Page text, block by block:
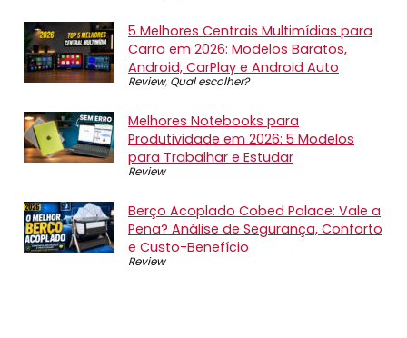
5 Melhores Centrais Multimídias para
Carro em 2026: Modelos Baratos,
Android, CarPlay e Android Auto
Review, Qual escolher?
Melhores Notebooks para
Produtividade em 2026: 5 Modelos
para Trabalhar e Estudar
Review
Berço Acoplado Cobed Palace: Vale a
Pena? Análise de Segurança, Conforto
e Custo-Benefício
Review